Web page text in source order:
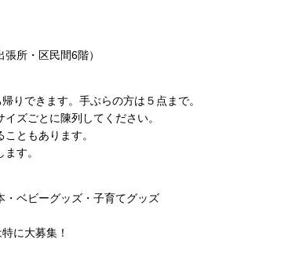
所・区民間6階）
りできます。手ぶらの方は５点まで。
ズごとに陳列してください。
ともあります。
す。
ベビーグッズ・子育てグッズ
に大募集！